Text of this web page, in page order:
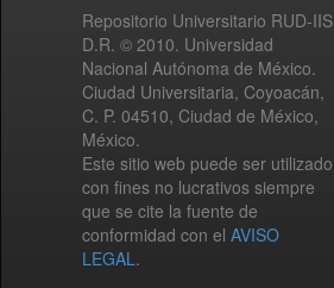
Repositorio Universitario RUD-IIS
D.R. © 2010. Universidad
Nacional Autónoma de México.
Ciudad Universitaria, Coyoacán,
C. P. 04510, Ciudad de México,
México.
Este sitio web puede ser utilizado
con fines no lucrativos siempre
que se cite la fuente de
conformidad con el AVISO
LEGAL.